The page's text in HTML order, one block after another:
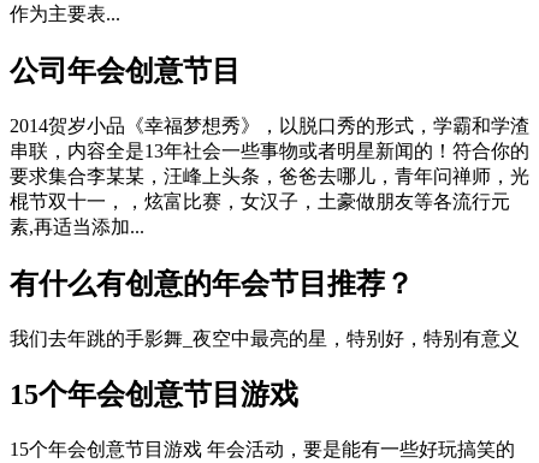
作为主要表...
公司年会创意节目
2014贺岁小品《幸福梦想秀》，以脱口秀的形式，学霸和学渣
串联，内容全是13年社会一些事物或者明星新闻的！符合你的
要求集合李某某，汪峰上头条，爸爸去哪儿，青年问禅师，光
棍节双十一，，炫富比赛，女汉子，土豪做朋友等各流行元
素,再适当添加...
有什么有创意的年会节目推荐？
我们去年跳的手影舞_夜空中最亮的星，特别好，特别有意义
15个年会创意节目游戏
15个年会创意节目游戏 年会活动，要是能有一些好玩搞笑的